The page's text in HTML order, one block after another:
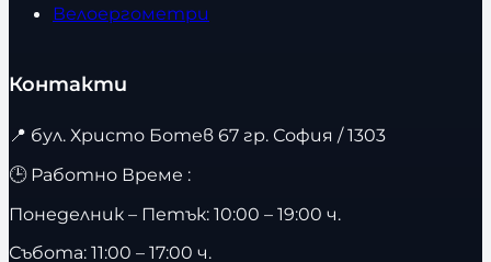
Велоергометри
Контакти
📍 бул. Христо Ботев 67 гр. София / 1303
🕒 Работно Време :
Понеделник – Петък: 10:00 – 19:00 ч.
Събота: 11:00 – 17:00 ч.